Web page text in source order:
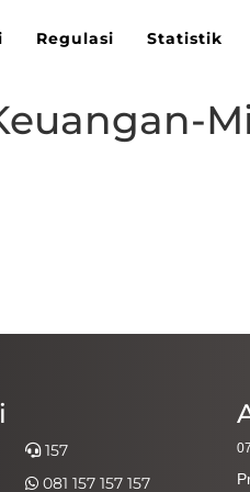
Regulasi Statistik
157
081 157 157 157